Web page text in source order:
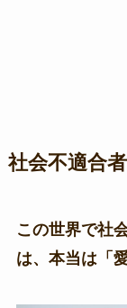
社会不適合
この世界で社
は、本当は「